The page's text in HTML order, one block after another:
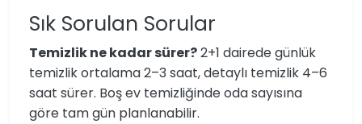
Sık Sorulan Sorular
Temizlik ne kadar sürer?2+1 dairede günlük
temizlik ortalama 2–3 saat, detaylı temizlik 4–6
saat sürer. Boş ev temizliğinde oda sayısına
göre tam gün planlanabilir.